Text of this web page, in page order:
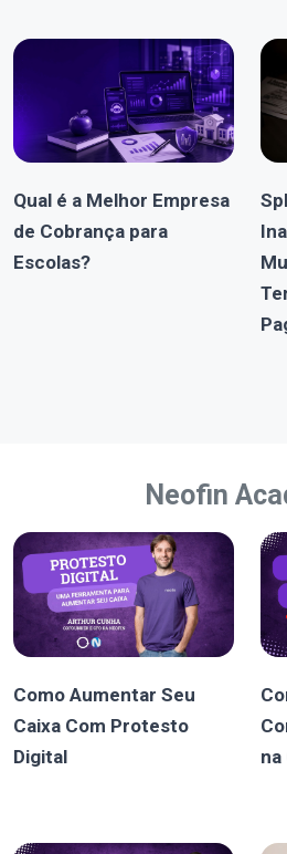
Qual é a Melhor Empresa
de Cobrança para
Escolas?
Neofin
Como Aumentar Seu
Caixa Com Protesto
Digital
na